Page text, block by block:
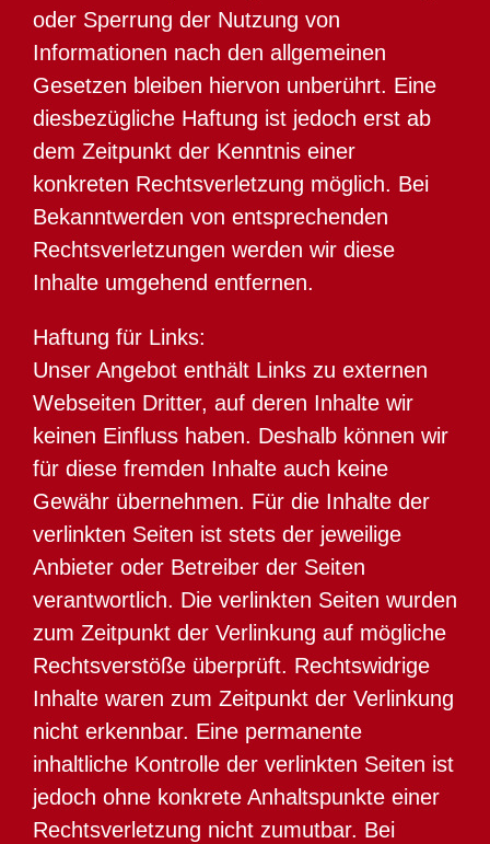
oder Sperrung der Nutzung von
Informationen nach den allgemeinen
Gesetzen bleiben hiervon unberührt. Eine
diesbezügliche Haftung ist jedoch erst ab
dem Zeitpunkt der Kenntnis einer
konkreten Rechtsverletzung möglich. Bei
Bekanntwerden von entsprechenden
Rechtsverletzungen werden wir diese
Inhalte umgehend entfernen.
Haftung für Links:
Unser Angebot enthält Links zu externen
Webseiten Dritter, auf deren Inhalte wir
keinen Einfluss haben. Deshalb können wir
für diese fremden Inhalte auch keine
Gewähr übernehmen. Für die Inhalte der
verlinkten Seiten ist stets der jeweilige
Anbieter oder Betreiber der Seiten
verantwortlich. Die verlinkten Seiten wurden
zum Zeitpunkt der Verlinkung auf mögliche
Rechtsverstöße überprüft. Rechtswidrige
Inhalte waren zum Zeitpunkt der Verlinkung
nicht erkennbar. Eine permanente
inhaltliche Kontrolle der verlinkten Seiten ist
jedoch ohne konkrete Anhaltspunkte einer
Rechtsverletzung nicht zumutbar. Bei